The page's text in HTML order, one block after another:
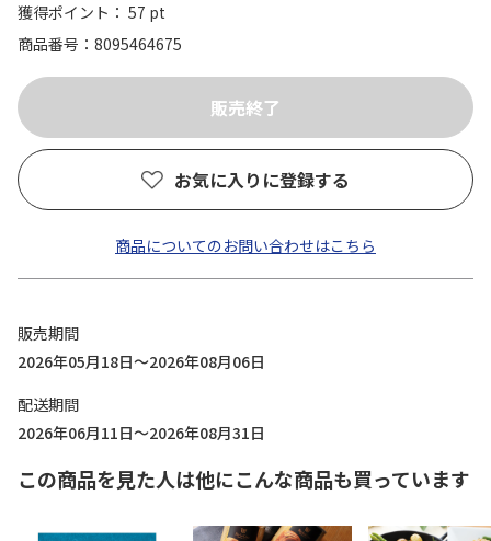
獲得ポイント： 57 pt
商品番号
8095464675
お気に入りに登録する
商品についてのお問い合わせはこちら
販売期間
2026年05月18日～2026年08月06日
配送期間
2026年06月11日～2026年08月31日
この商品を見た人は他にこんな商品も買っています